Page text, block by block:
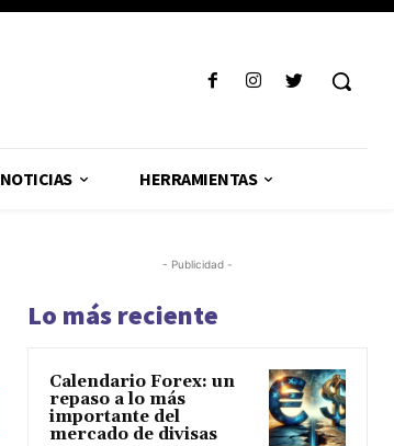
NOTICIAS HERRAMIENTAS
- Publicidad -
Lo más reciente
Calendario Forex: un
repaso a lo más
importante del
mercado de divisas